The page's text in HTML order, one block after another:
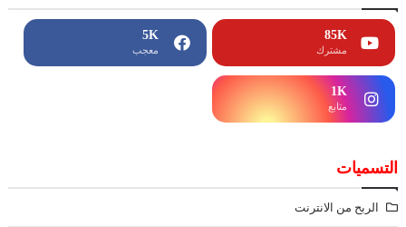
85K
مشترك
5K
معجب
1K
متابع
التسميات
الربح من الانترنت